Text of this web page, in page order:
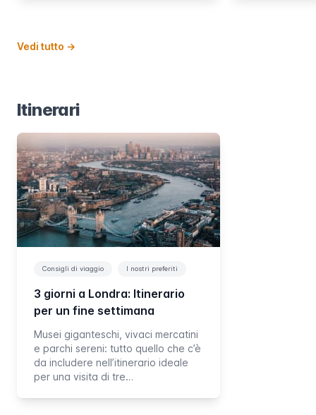
Vedi tutto →
Itinerari
Consigli di viaggio I nostri preferiti
3 giorni a Londra: Itinerario
per un fine settimana
Musei giganteschi, vivaci mercatini
e parchi sereni: tutto quello che c’è
da includere nell’itinerario ideale
per una visita di tre…